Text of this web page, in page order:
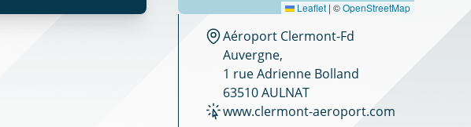
Leaflet | ©OpenStreetMap
Aéroport Clermont-Fd
Auvergne,
1 rue Adrienne Bolland
63510 AULNAT
www.clermont-aeroport.com